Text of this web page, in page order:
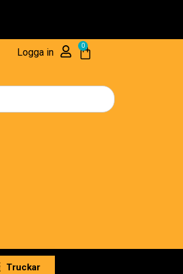
Logga in
0
Truckar